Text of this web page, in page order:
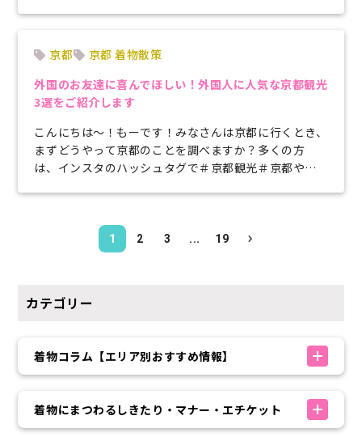
京都
京都 着物散策
外国のお友達に喜んでほしい！外国人に人気な京都観光
3選をご紹介します
こんにちは～！もーです！みなさんは京都に行くとき、
まずどうやって京都のことを調べますか？多くの方
は、インスタのハッシュタグで＃京都観光＃京都や位
1 2 3 ... 19
カテゴリー
着物コラム【エリア別おすすめ情報】
着物にまつわるしきたり・マナー・エチケット